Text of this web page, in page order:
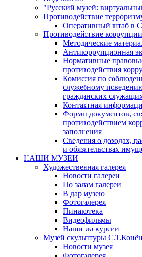
"Русский музей:
Противодействие
Оперативный штаб в
Противодействие коррупции
Методические
Антикоррупционная
Нормативные
противодействия
Комиссия по
служебному
гражданских
Контактная
Формы документов,
противодействием
заполнения
Сведения о доходах,
и обязательствах
НАШИ МУЗЕИ
Художественная галерея
Новости галереи
По залам галереи
В дар музею
Фотогалерея
Пинакотека
Видеофильмы
Наши экскурсии
Музей скульптуры
Новости музея
Фотогалерея